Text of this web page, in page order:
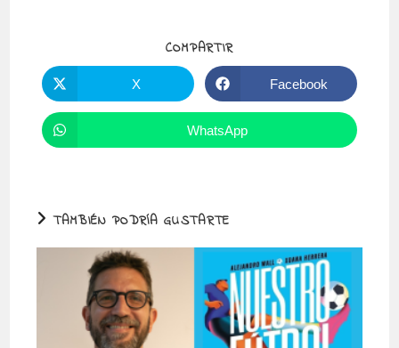
COMPARTIRCOMPARTIR
Se
abre
en
ventana
X
Se
abre
en
ventana
Facebook
Se
abre
WhatsApp
TAMBIÉN PODRÍA GUSTARTE